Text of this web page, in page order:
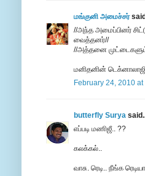
மங்குனி அமைச்சர்
//அந்த அமைப்பினர்
வைத்தனர்//
//அத்தனை முட்டைகளும்
மனிதனின்
February 24, 2010 at
butterfly Surya
எப்படி மணிஜீ.. ??
கலக்கல்..
வாசு. ரெடி.. நீங்க